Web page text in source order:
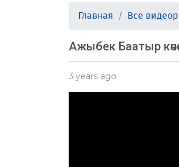
Главная Все
Ажыбек Баатыр
3 years ago